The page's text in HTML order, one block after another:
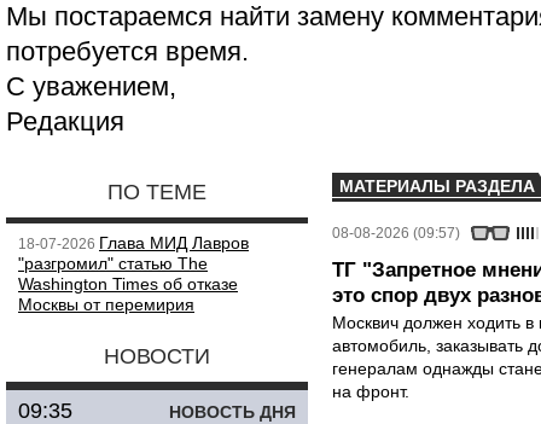
Мы постараемся найти замену
потребуется время.
С уважением,
Редакция
ПО ТЕМЕ
18-07-2026 Глава МИД Лавров
"разгромил" статью The
Washington Times об отказе
Москвы от перемирия
НОВОСТИ
НОВОСТЬ ДНЯ
09:35
МАТЕРИАЛЫ РАЗДЕЛА
08-08-2026 (09:57)
ТГ "Запретное
это спор двух
Москвич должен ходить в
автомобиль, заказывать
генералам однажды
на фронт.